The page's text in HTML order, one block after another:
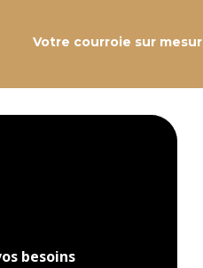
Votre courroie sur
besoins